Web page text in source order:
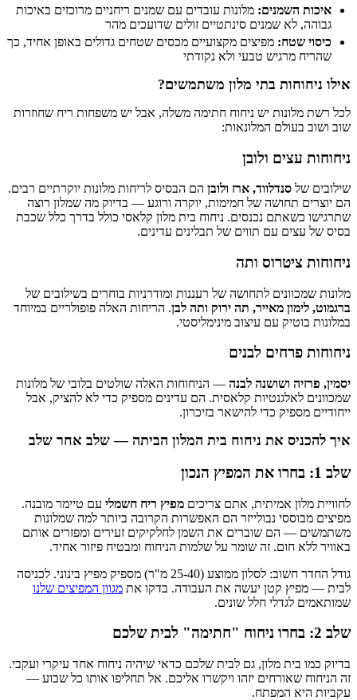
איכות השמנים: מלונות עובדים עם שמנים ריחניים מרוכזים באיכות
גבוהה, לא שמנים סינתטיים זולים שדועכים מהר
כיסוי שטח: מפיצים מקצועיים מכסים שטחים גדולים באופן אחיד, כך
שהריח מרגיש טבעי ולא נקודתי
אילו ניחוחות בתי מלון משתמשים?
לכל רשת מלונות יש ניחוח חתימה משלה, אבל יש משפחות ריח שחוזרות
שוב ושוב בעולם המלונאות:
ניחוחות עצים ולובן
שילובים של סנדלווד, ארז ולובן הם הבסיס לריחות מלונות יוקרתיים רבים.
הם יוצרים תחושה של חמימות, יוקרה ורוגע — בדיוק מה שמלון רוצה
שתרגישו כשאתם נכנסים. ניחוח בית מלון קלאסי כולל בדרך כלל שכבת
בסיס של עצים עם תווים של תבלינים עדינים.
ניחוחות ציטרוס ותה
מלונות שמכוונים לתחושה של רעננות ומודרניות בוחרים בשילובים של
ברגמוט, לימון מאייר, תה ירוק ותה לבן. הריחות האלה פופולריים במיוחד
במלונות בוטיק עם עיצוב מינימליסטי.
ניחוחות פרחים לבנים
יסמין, פרזיה ושושנה לבנה — הניחוחות האלה שולטים בלובי של מלונות
שמכוונים לאלגנטיות קלאסית. הם עדינים מספיק כדי לא להציק, אבל
ייחודיים מספיק כדי להישאר בזיכרון.
איך להכניס את ניחוח בית המלון הביתה — שלב אחר שלב
שלב 1: בחרו את המפיץ הנכון
לחוויית מלון אמיתית, אתם צריכים מפיץ ריח חשמלי עם טיימר מובנה.
מפיצים מבוססי נבולייזר הם האפשרות הקרובה ביותר למה שמלונות
משתמשים — הם שוברים את השמן לחלקיקים זעירים ומפזרים אותם
באוויר ללא חום. זה שומר על שלמות הניחוח ומבטיח פיזור אחיד.
גודל החדר חשוב: לסלון ממוצע (25-40 מ"ר) מספיק מפיץ בינוני. לכניסה
לבית — מפיץ קטן יעשה את העבודה. בדקו את מגוון המפיצים שלנו
שמותאמים לגדלי חלל שונים.
שלב 2: בחרו ניחוח "חתימה" לבית שלכם
בדיוק כמו בית מלון, גם לבית שלכם כדאי שיהיה ניחוח אחד עיקרי ועקבי.
זה הניחוח שאורחים יזהו ויקשרו אליכם. אל תחליפו אותו כל שבוע —
עקביות היא המפתח.